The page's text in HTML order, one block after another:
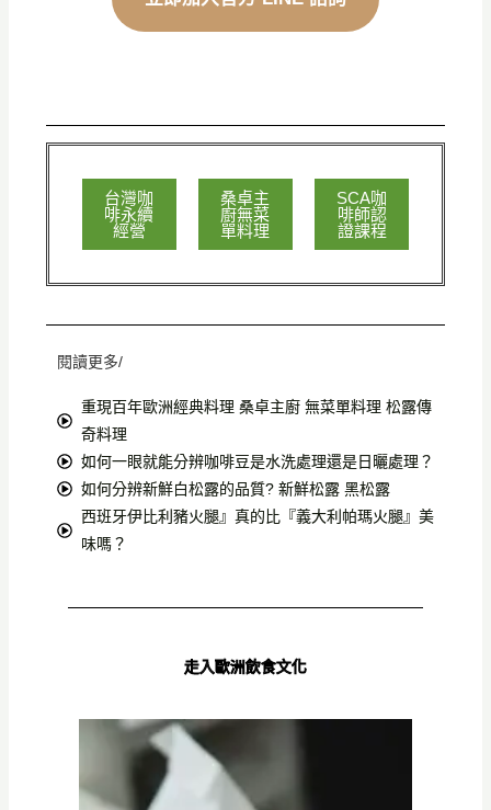
台灣咖
啡永續
經營
桑卓主
廚無菜
單料理
SCA咖
啡師認
證課程
閱讀更多/
重現百年歐洲經典料理 桑卓主廚 無菜單料理 松露傳
奇料理
如何一眼就能分辨咖啡豆是水洗處理還是日曬處理？
如何分辨新鮮白松露的品質? 新鮮松露 黑松露
西班牙伊比利豬火腿』真的比『義大利帕瑪火腿』美
味嗎？
走入歐洲飲食文化